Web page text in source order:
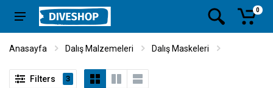
0
Anasayfa Dalış Malzemeleri Dalış Maskeleri
Filters 3